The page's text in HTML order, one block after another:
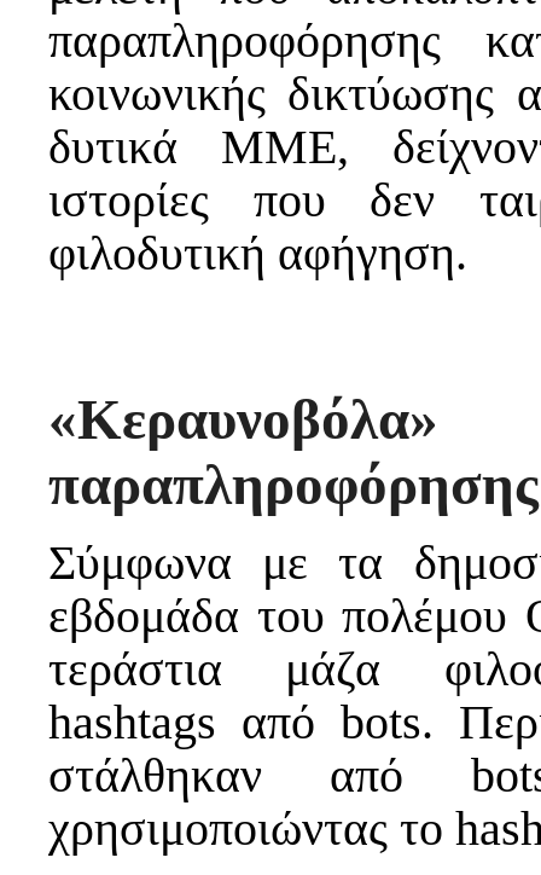
παραπληροφόρησης
κοινωνικής δικτύωσης
δυτικά ΜΜΕ,
ιστορίες που δεν
φιλοδυτική αφήγηση.
παραπληροφόρησης
Σύμφωνα με τα
εβδομάδα του πολέμου
τεράστια μάζα
hashtags από bots.
στάλθηκαν από
χρησιμοποιώντας το